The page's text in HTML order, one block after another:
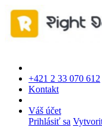
+421 2 33 070 612
Kontakt
Váš účet
Prihlásiť sa